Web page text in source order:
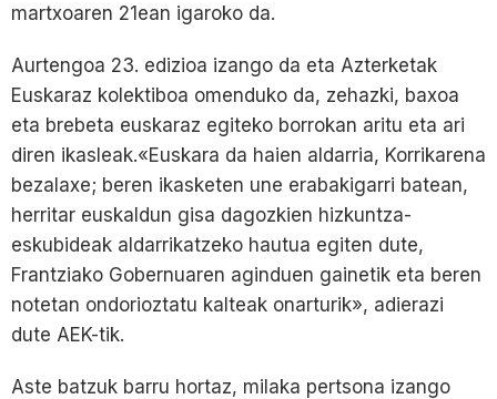
martxoaren 21ean igaroko da.
Aurtengoa 23. edizioa izango da eta Azterketak
Euskaraz kolektiboa omenduko da, zehazki, baxoa
eta brebeta euskaraz egiteko borrokan aritu eta ari
diren ikasleak.«Euskara da haien aldarria, Korrikarena
bezalaxe; beren ikasketen une erabakigarri batean,
herritar euskaldun gisa dagozkien hizkuntza-
eskubideak aldarrikatzeko hautua egiten dute,
Frantziako Gobernuaren aginduen gainetik eta beren
notetan ondorioztatu kalteak onarturik», adierazi
dute AEK-tik.
Aste batzuk barru hortaz, milaka pertsona izango